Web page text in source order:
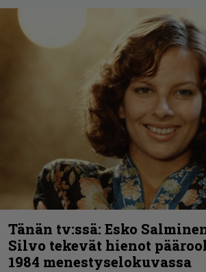
Tänän tv:ssä: Esko
Silvo tekevät hienot
1984 menestyselokuvassa